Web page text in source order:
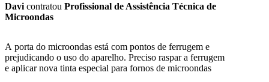
Davi contratou Profissional de Assistência Técnica de
Microondas
A porta do microondas está com pontos de ferrugem e
prejudicando o uso do aparelho. Preciso raspar a ferrugem
e aplicar nova tinta especial para fornos de microondas